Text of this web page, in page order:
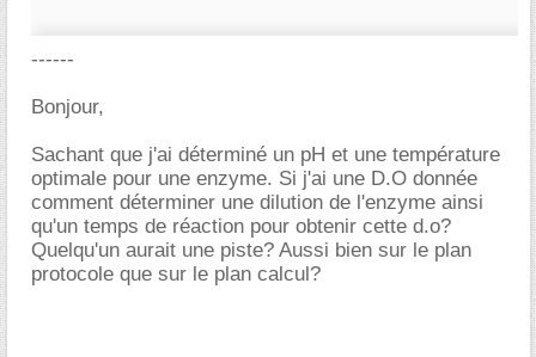
------
Bonjour,
Sachant que j'ai déterminé un pH et une température
optimale pour une enzyme. Si j'ai une D.O donnée
comment déterminer une dilution de l'enzyme ainsi
qu'un temps de réaction pour obtenir cette d.o?
Quelqu'un aurait une piste? Aussi bien sur le plan
protocole que sur le plan calcul?